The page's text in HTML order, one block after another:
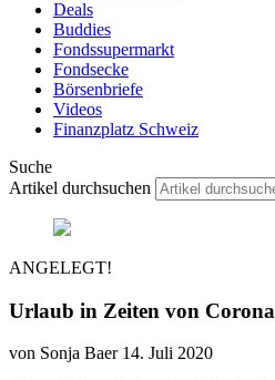
Deals
Buddies
Fondssupermarkt
Fondsecke
Börsenbriefe
Videos
Finanzplatz Schweiz
Suche
Artikel durchsuchen
ANGELEGT!
Urlaub in Zeiten von Corona
von Sonja Baer 14. Juli 2020